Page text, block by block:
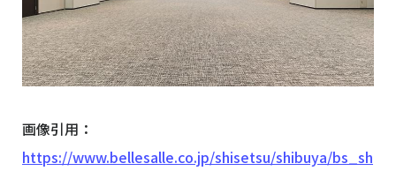
画像引用：
https://www.bellesalle.co.jp/shisetsu/shibuya/bs_sh